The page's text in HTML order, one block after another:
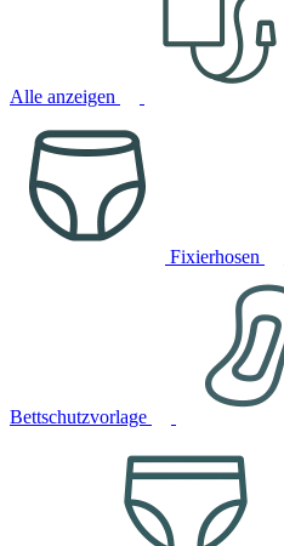
Alle anzeigen
Fixierhosen
Bettschutzvorlage